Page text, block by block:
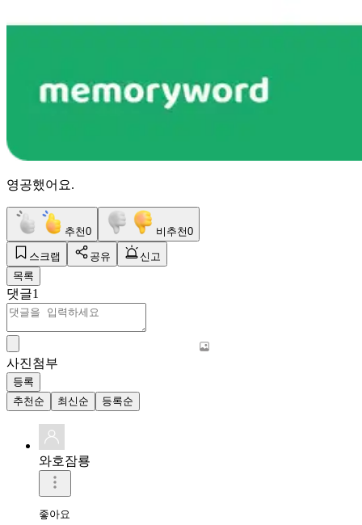
영공했어요.
추천0 비추천0
스크랩 공유
신고
목록
댓글1
사진첨부
등록
추천순
최신순 등록순
와호잠룡
좋아요